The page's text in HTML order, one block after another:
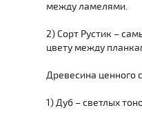
между ламелями.
2) Сорт Рустик –
цвету между
Древесина ценного
1) Дуб – светлых